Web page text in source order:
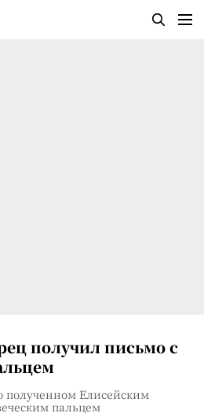
получил письмо с
полученном Елисейским
пальцем